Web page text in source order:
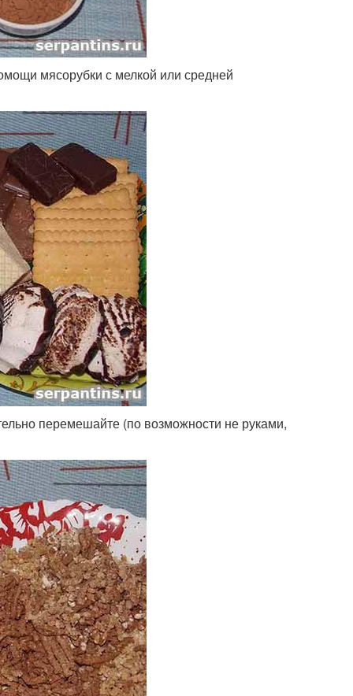
мясорубки с мелкой или средней
перемешайте (по возможности не руками,